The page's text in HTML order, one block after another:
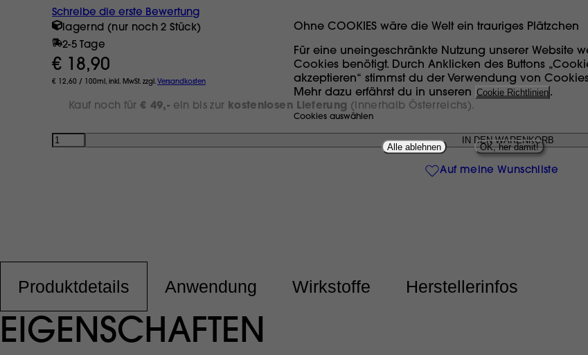
Schreibe die erste Bewertung
lagernd (nur noch 2 Stück)
2-5 Tage
€ 18,90
€ 12,60 / 100ml, inkl. MwSt. zzgl.Versandkosten
Kauf noch für€ 49,- ein bis zur kostenlosen Lieferung (innerhalb Österreichs).
Anzahl
Auf meine Wunschliste
Produktdetails Anwendung Wirkstoffe Herstellerinfos
EIGENSCHAFTEN
Ohne COOKIES wäre die Welt ein trauriges Plätzchen
Für eine uneingeschränkte Nutzung unserer Website
Cookies benötigt. Durch Anklicken des Buttons
akzeptieren“ stimmst du der Verwendung von
Mehr dazu erfährst du in unseren Cookie Richtlinien .
Cookies auswählen
Alle ablehnen OK, her damit!